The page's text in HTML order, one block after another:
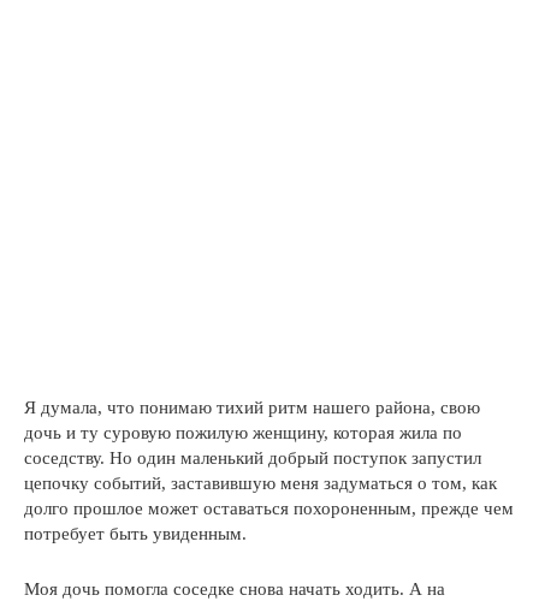
Я думала, что понимаю тихий ритм нашего района, свою
дочь и ту суровую пожилую женщину, которая жила по
соседству. Но один маленький добрый поступок запустил
цепочку событий, заставившую меня задуматься о том, как
долго прошлое может оставаться похороненным, прежде чем
потребует быть увиденным.
Моя дочь помогла соседке снова начать ходить. А на